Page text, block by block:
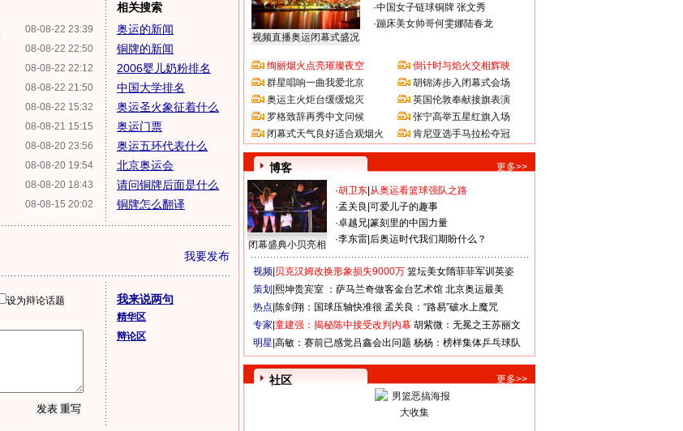
08-08-22 23:39
08-08-22 22:50
08-08-22 22:12
08-08-22 21:50
08-08-22 15:32
08-08-21 15:15
08-08-20 23:56
08-08-20 19:54
08-08-20 18:43
08-08-15 20:02
相关搜索
奥运的新闻
铜牌的新闻
2006婴儿奶粉排名
中国大学排名
奥运圣火象征着什么
奥运门票
奥运五环代表什么
北京奥运会
请问铜牌后面是什么
铜牌怎么翻译
我要发布
设为辩论话题
我来说两句
精华区
辩论区
视频直播奥运闭幕式盛况
·中国女子链球铜牌 张文秀
·蹦床美女帅哥何雯娜陆春龙
绚丽烟火点亮璀璨夜空
群星唱响一曲我爱北京
奥运主火炬台缓缓熄灭
罗格致辞再秀中文问候
闭幕式天气良好适合观烟火
倒计时与焰火交相辉映
胡锦涛步入闭幕式会场
英国伦敦奉献接旗表演
张宁高举五星红旗入场
肯尼亚选手马拉松夺冠
博客 更多>>
闭幕盛典小贝亮相
·胡卫东 从奥运看篮球强队之路
·孟关良 可爱儿子的趣事
·卓越兄 篆刻里的中国力量
·李东雷 后奥运时代我们期盼什么？
视频| 贝克汉姆改换形象损失9000万 篮坛美女隋菲菲军训英姿
策划| 熙坤贵宾室 ：萨马兰奇做客金台艺术馆 北京奥运最美
热点| 陈剑翔：国球压轴快准很 孟关良：“路易”破水上魔咒
专家| 童建强：揭秘陈中接受改判内幕 胡紫微：无冕之王苏丽文
明星| 高敏：赛前已感觉吕鑫会出问题 杨杨：榜样集体乒乓球队
社区 更多>>